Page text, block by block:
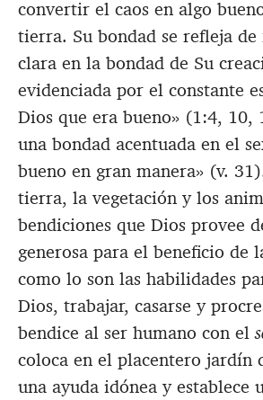
convertir el caos en algo
tierra. Su bondad se refleja de
clara en la bondad de Su
evidenciada por el constante
Dios que era bueno» (1:4, 10,
una bondad acentuada en el
bueno en gran manera» (v.
tierra, la vegetación y los
bendiciones que Dios provee
generosa para el beneficio de
como lo son las habilidades
Dios, trabajar, casarse y
bendice al ser humano con el
coloca en el placentero jardín
una ayuda idónea y establece